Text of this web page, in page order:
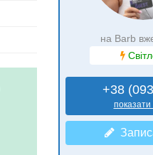
на Barb
+38